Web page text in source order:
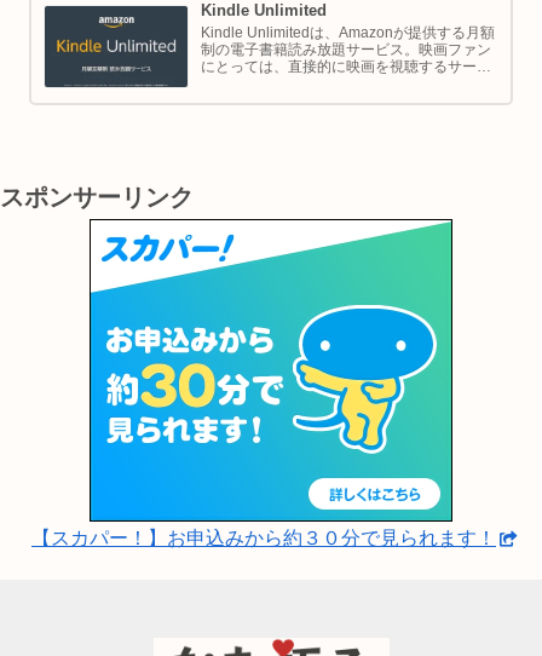
Kindle Unlimited
Kindle Unlimitedは、Amazonが提供する月額
制の電子書籍読み放題サービス。映画ファン
にとっては、直接的に映画を視聴するサービ
理解し、楽しむための間接的なツールとして
スポンサーリンク
【スカパー！】お申込みから約３０分で見られます！